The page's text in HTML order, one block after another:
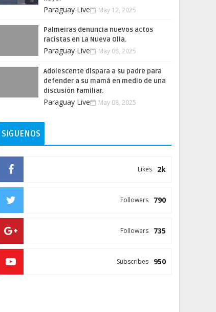
Paraguay Live May 12, 2025
Palmeiras denuncia nuevos actos
racistas en La Nueva Olla.
Paraguay Live May 08, 2025
Adolescente dispara a su padre para
defender a su mamá en medio de una
discusión familiar.
Paraguay Live May 08, 2025
SIGUENOS
2k
Likes
790
Followers
735
Followers
950
Subscribes